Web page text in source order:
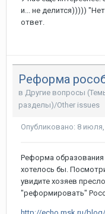
и... не делится)))))
ответ.
Реформа
в Другие вопросы
разделы)/Other issues
Опубликовано: 8
Реформа образования
хотелось бы.
увидите хозяев
"реформировать"